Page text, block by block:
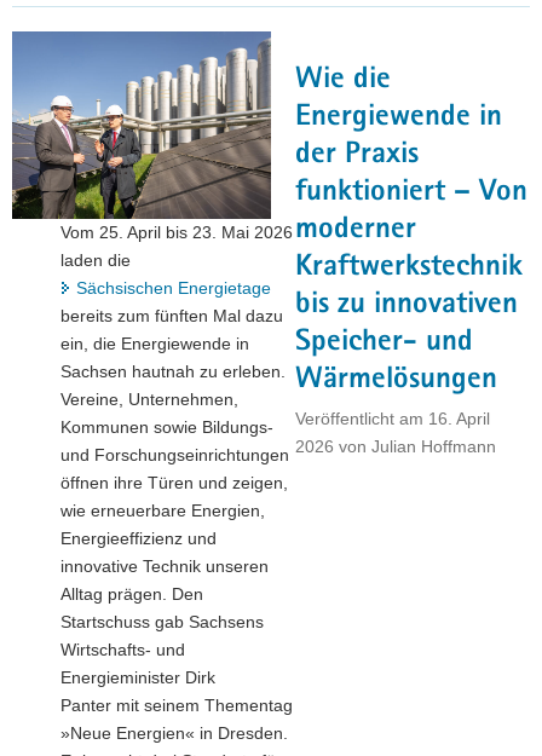
SMWA
stehen
an"
Wie die
Energiewende in
der Praxis
funktioniert – Von
moderner
Kraftwerkstechnik
bis zu innovativen
Speicher- und
Wärmelösungen
Veröffentlicht am 16. April
2026 von Julian Hoffmann
Vom 25. April bis 23. Mai 2026
laden die
Sächsischen Energietage
bereits zum fünften Mal dazu
ein, die Energiewende in
Sachsen hautnah zu erleben.
Vereine, Unternehmen,
Kommunen sowie Bildungs-
und Forschungseinrichtungen
öffnen ihre Türen und zeigen,
wie erneuerbare Energien,
Energieeffizienz und
innovative Technik unseren
Alltag prägen. Den
Startschuss gab Sachsens
Wirtschafts- und
Energieminister Dirk
Panter mit seinem Thementag
»Neue Energien« in Dresden.